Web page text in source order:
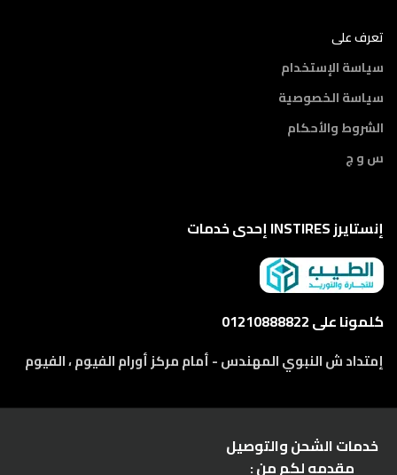
تعرف على
سياسة الإستخدام
سياسة الخصوصية
الشروط والأحكام
س و ج
إنستايرز INSTIRES إحدى خدمات
كلمونا على 01210888822
إمتداد ش النبوي المهندس - أمام مركز أورام الفيوم ، الفيوم
خدمات الشحن والتوصيل
مقدمه لكم من :